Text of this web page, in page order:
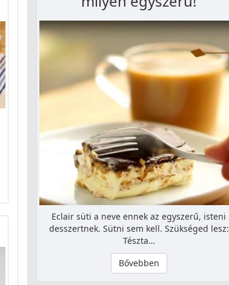
Eclair süti a neve ennek az egyszerű, isteni
desszertnek. Sütni sem kell. Szükséged lesz:
Tészta…
Bővebben